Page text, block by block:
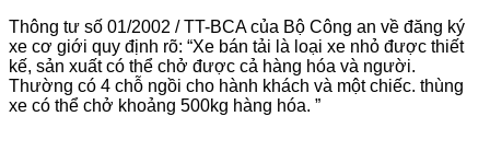
Thông tư số 01/2002 / TT-BCA của Bộ Công an về đăng ký
xe cơ giới quy định rõ: “Xe bán tải là loại xe nhỏ được thiết
kế, sản xuất có thể chở được cả hàng hóa và người.
Thường có 4 chỗ ngồi cho hành khách và một chiếc. thùng
xe có thể chở khoảng 500kg hàng hóa. ”